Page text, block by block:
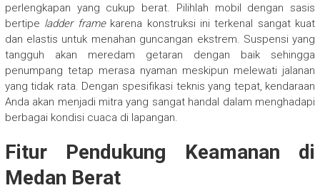
perlengkapan yang cukup berat. Pilihlah mobil dengan sasis
bertipe ladder framekarena konstruksi ini terkenal sangat kuat
dan elastis untuk menahan guncangan ekstrem. Suspensi yang
tangguh akan meredam getaran dengan baik sehingga
penumpang tetap merasa nyaman meskipun melewati jalanan
yang tidak rata. Dengan spesifikasi teknis yang tepat, kendaraan
Anda akan menjadi mitra yang sangat handal dalam menghadapi
berbagai kondisi cuaca di lapangan.
Fitur Pendukung Keamanan di
Medan Berat